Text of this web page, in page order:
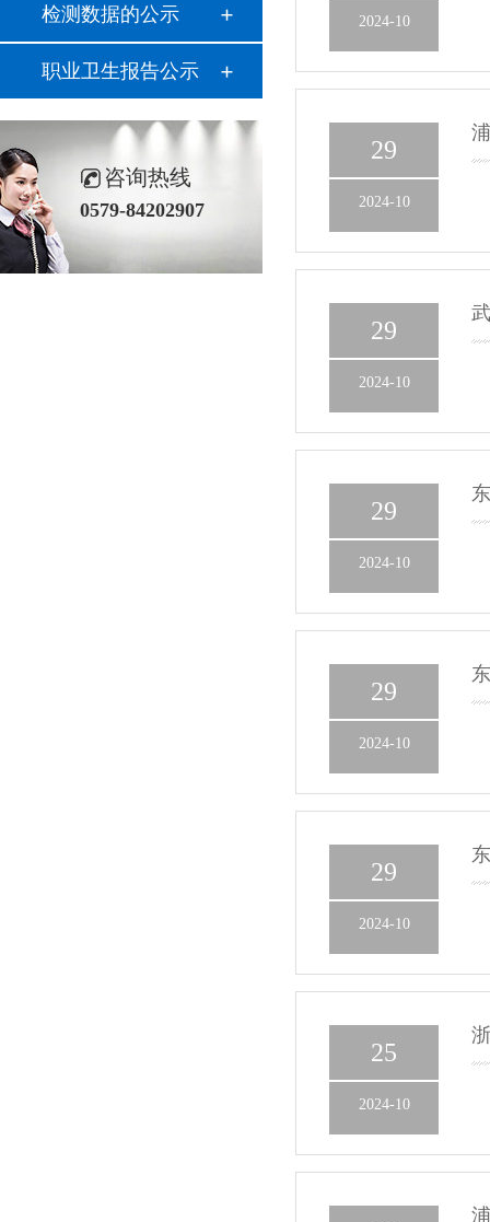
检测数据的公示
职业卫生报告公示
咨询热线
0579-84202907
2024-10
29
2024-10
29
2024-10
29
2024-10
29
2024-10
29
2024-10
25
2024-10